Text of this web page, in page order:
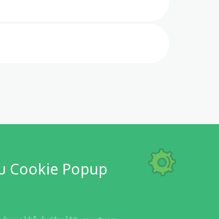
Cookie Popup